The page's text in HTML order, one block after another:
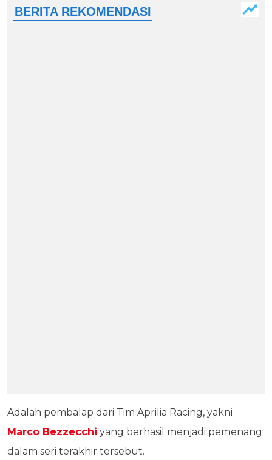
Adalah pembalap dari Tim Aprilia Racing, yakni
Marco Bezzecchi yang berhasil menjadi pemenang
dalam seri terakhir tersebut.